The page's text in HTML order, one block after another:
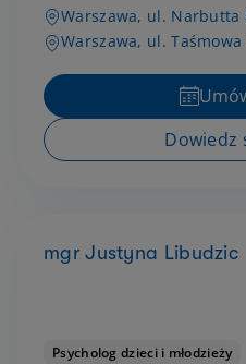
Warszawa, ul. Narbutta
Warszawa, ul.
Dowiedz
mgr Justyna Libudzic
Psycholog dzieci i młodzieży